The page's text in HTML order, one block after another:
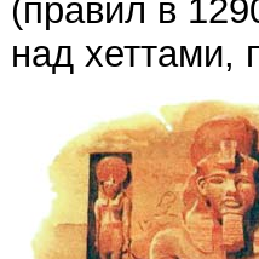
(правил в
над